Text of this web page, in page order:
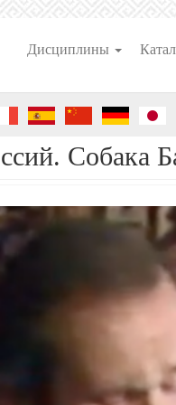
Дисциплины
Собака